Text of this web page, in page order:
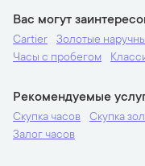
Вас могут
Cartier Золотые
Часы с пробегом
Рекомендуемые
Скупка часов Скупка
Залог часов